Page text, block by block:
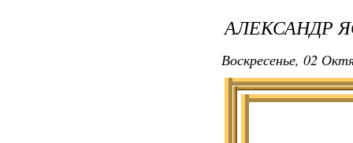
АЛЕКСАНДР
Воскресенье, 02